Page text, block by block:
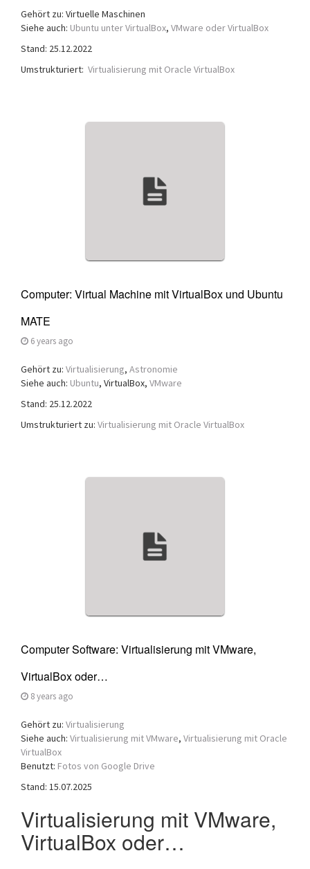
Gehört zu: Virtuelle Maschinen
Siehe auch: Ubuntu unter VirtualBox, VMware oder VirtualBox
Stand: 25.12.2022
Umstrukturiert: Virtualisierung mit Oracle VirtualBox
Computer: Virtual Machine mit VirtualBox und Ubuntu
MATE
6 years ago
Gehört zu: Virtualisierung, Astronomie
Siehe auch: Ubuntu, VirtualBox, VMware
Stand: 25.12.2022
Umstrukturiert zu: Virtualisierung mit Oracle VirtualBox
Computer Software: Virtualisierung mit VMware,
VirtualBox oder…
8 years ago
Gehört zu: Virtualisierung
Siehe auch: Virtualisierung mit VMware, Virtualisierung mit Oracle
VirtualBox
Benutzt: Fotos von Google Drive
Stand: 15.07.2025
Virtualisierung mit VMware,
VirtualBox oder…